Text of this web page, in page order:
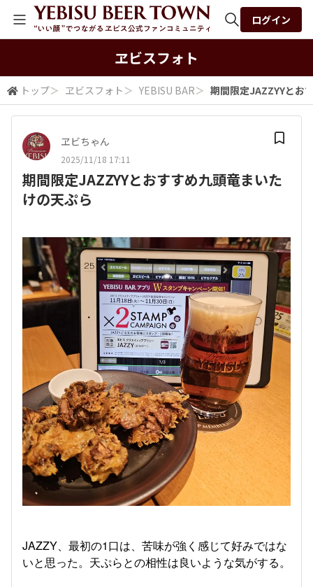
検索
ログイン
ヱビスフォト
トップ＞ ヱビスフォト ＞ YEBISU BAR＞ 期間限定JAZZYYとお
ヱビちゃん
2025/11/18 17:11
期間限定JAZZYYとおすすめ九頭竜まいた
けの天ぷら
JAZZY、最初の1口は、苦味が強く感じて好みではな
いと思った。天ぷらとの相性は良いような気がする。